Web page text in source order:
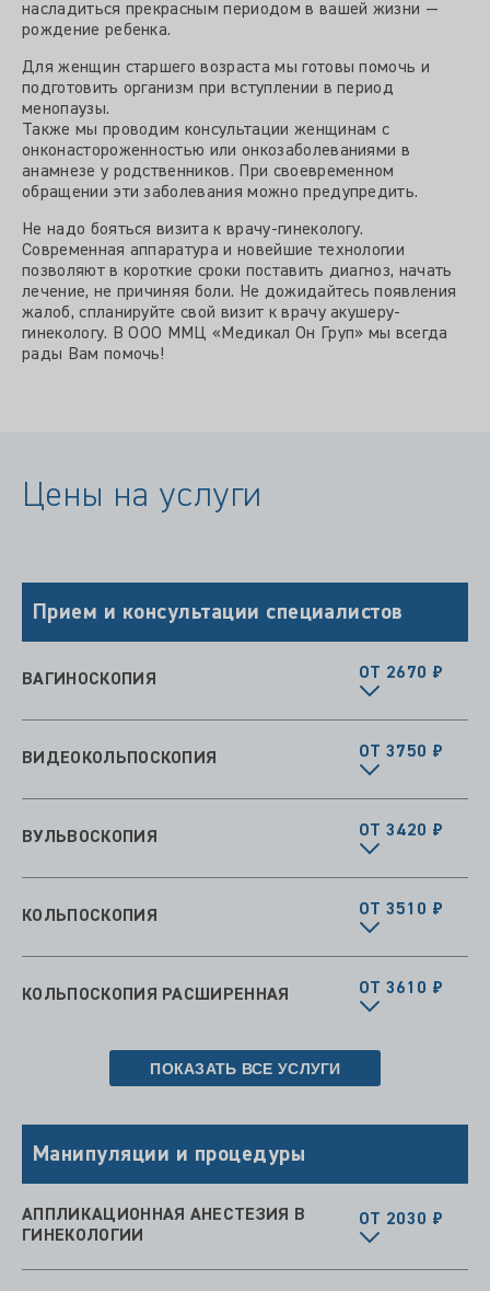
насладиться прекрасным периодом в вашей жизни —
рождение ребенка.
Для женщин старшего возраста мы готовы помочь и
подготовить организм при вступлении в период
менопаузы.
Также мы проводим консультации женщинам с
онконастороженностью или онкозаболеваниями в
анамнезе у родственников. При своевременном
обращении эти заболевания можно предупредить.
Не надо бояться визита к врачу-гинекологу.
Современная аппаратура и новейшие технологии
позволяют в короткие сроки поставить диагноз, начать
лечение, не причиняя боли. Не дожидайтесь появления
жалоб, спланируйте свой визит к врачу акушеру-
гинекологу. В ООО ММЦ «Медикал Он Груп» мы всегда
рады Вам помочь!
Цены на услуги
Прием и консультации специалистов
ВАГИНОСКОПИЯ ОТ 2670 ₽
ВИДЕОКОЛЬПОСКОПИЯ ОТ 3750 ₽
ВУЛЬВОСКОПИЯ ОТ 3420 ₽
КОЛЬПОСКОПИЯ ОТ 3510 ₽
КОЛЬПОСКОПИЯ РАСШИРЕННАЯ ОТ 3610 ₽
ПОКАЗАТЬ ВСЕ УСЛУГИ
Манипуляции и процедуры
АППЛИКАЦИОННАЯ АНЕСТЕЗИЯ В
ГИНЕКОЛОГИИ
ОТ 2030 ₽